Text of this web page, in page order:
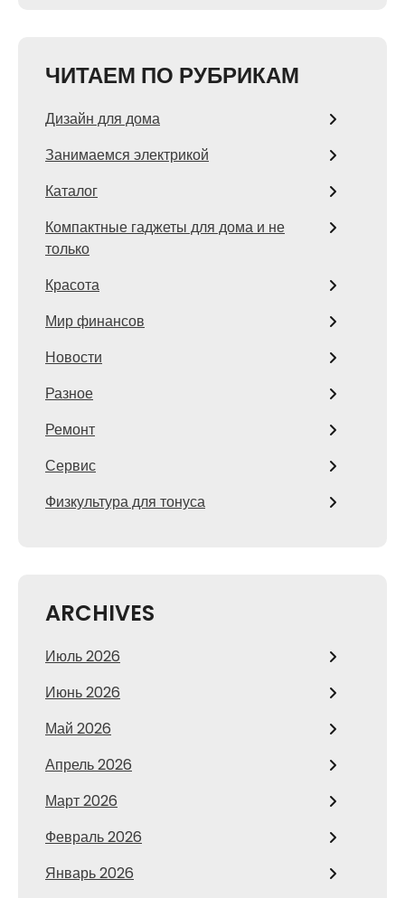
ЧИТАЕМ ПО РУБРИКАМ
Дизайн для дома
Занимаемся электрикой
Каталог
Компактные гаджеты для дома и не
только
Красота
Мир финансов
Новости
Разное
Ремонт
Сервис
Физкультура для тонуса
ARCHIVES
Июль 2026
Июнь 2026
Май 2026
Апрель 2026
Март 2026
Февраль 2026
Январь 2026